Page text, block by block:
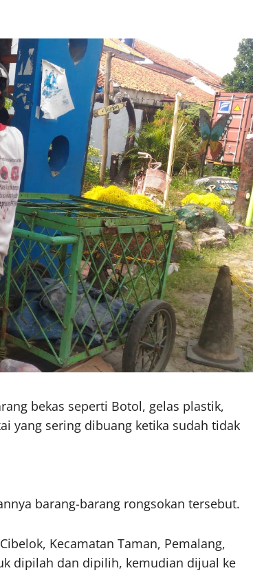
bekas seperti Botol, gelas plastik,
yang sering dibuang ketika sudah tidak
barang-barang rongsokan tersebut.
Kecamatan Taman, Pemalang,
dipilah dan dipilih, kemudian dijual ke